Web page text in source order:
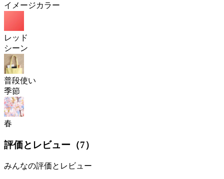
イメージカラー
レッド
シーン
普段使い
季節
春
評価とレビュー（7）
みんなの評価とレビュー